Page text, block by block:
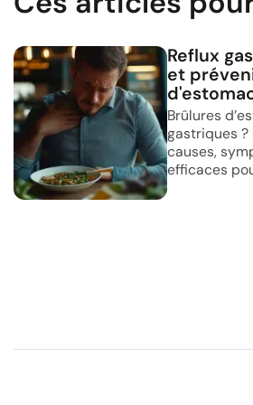
Reflux
et
Brûlures
gastriques ?
causes,
efficaces